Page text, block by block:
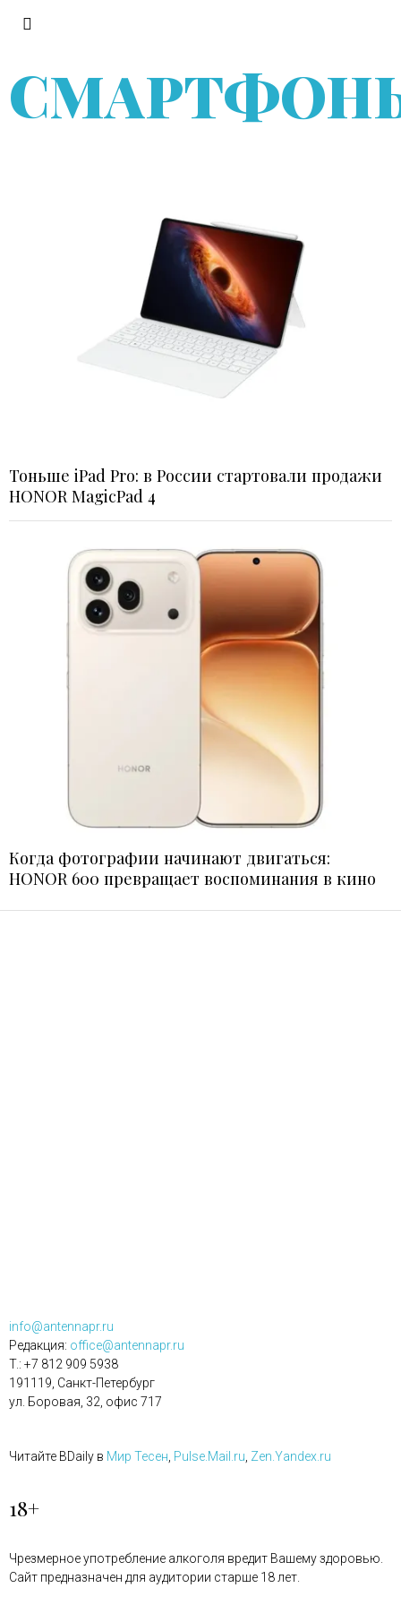
Тоньше iPad Pro: в России стартовали продажи
HONOR MagicPad 4
Когда фотографии начинают двигаться:
HONOR 600 превращает воспоминания в кино
info@antennapr.ru
Редакция: office@antennapr.ru
T.: +7 812 909 5938
191119, Санкт-Петербург
ул. Боровая, 32, офис 717
Читайте BDaily в Мир Тесен Pulse.Mail.ru Zen.Yandex.ru
18+
Чрезмерное употребление алкоголя вредит Вашему здоровью.
Сайт предназначен для аудитории старше 18 лет.